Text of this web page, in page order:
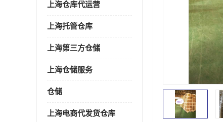
上海仓库代运营
上海托管仓库
上海第三方仓储
上海仓储服务
仓储
上海电商代发货仓库